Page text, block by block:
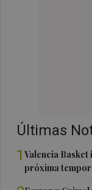
Últimas
1Valencia
próxima